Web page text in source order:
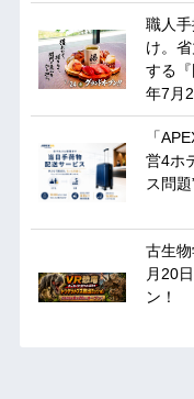
職人
け。
する
年7月
「
営4ホ
ス問
古生
月20
ン！